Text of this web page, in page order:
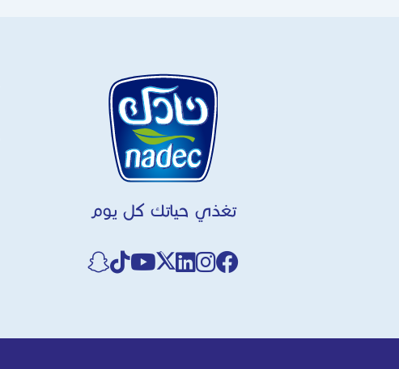
تغذي حياتك كل يوم